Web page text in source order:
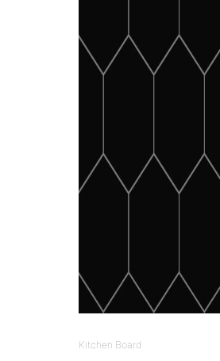
Kitchen Board